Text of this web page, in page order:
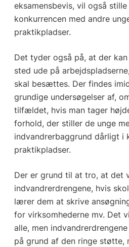
eksamensbevis, vil også
konkurrencen med andre
praktikpladser.
Det tyder også på, at der
sted ude på
skal besættes. Der findes
grundige undersøgelser af,
tilfældet, hvis man tager
forhold, der stiller de unge
indvandrerbaggrund dårligt i
praktikpladser.
Der er grund til at tro, at det
indvandrerdrengene, hvis
lærer dem at skrive
for virksomhederne mv. Det
alle, men
på grund af den ringe støtte,